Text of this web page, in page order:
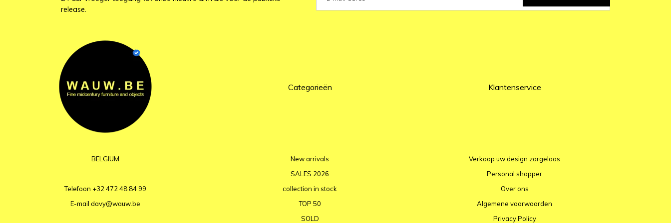
release.
BELGIUM
Telefoon +32 472 48 84 99
E-mail davy@wauw.be
Categorieën
New arrivals
SALES 2026
collection in stock
TOP 50
SOLD
Klantenservice
Verkoop uw design zorgeloos
Personal shopper
Over ons
Algemene voorwaarden
Privacy Policy